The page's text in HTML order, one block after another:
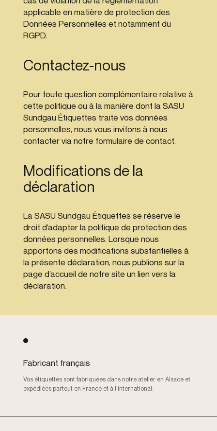
applicable en matière de protection des
Données Personnelles et notamment du
RGPD.
Contactez-nous
Pour toute question complémentaire relative à
cette politique ou à la manière dont la SASU
Sundgau Étiquettes traite vos données
personnelles, nous vous invitons à nous
contacter via notre formulaire de contact.
Modifications de la
déclaration
La SASU Sundgau Étiquettes se réserve le
droit d’adapter la politique de protection des
données personnelles. Lorsque nous
apportons des modifications substantielles à
la présente déclaration, nous publions sur la
page d’accueil de notre site un lien vers la
déclaration.
Fabricant français
Vos étiquettes sont fabriquées dans notre atelier en Alsace et
expédiées partout en France et à l'international.